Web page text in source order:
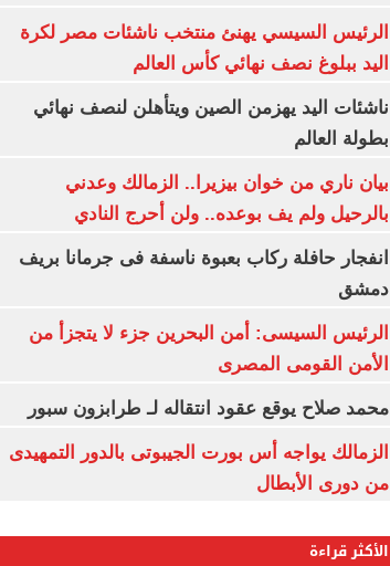
الرئيس السيسي يهنئ منتخب ناشئات مصر لكرة
اليد ببلوغ نصف نهائي كأس العالم
ناشئات اليد يهزمن الصين ويتأهلن لنصف نهائي
بطولة العالم
بيان ناري من خوان بيزيرا.. الزمالك وعدني
بالرحيل ولم يف بوعده.. ولن أحرج النادي
انفجار حافلة ركاب بعبوة ناسفة فى جرمانا بريف
دمشق
الرئيس السيسى: أمن البحرين جزء لا يتجزأ من
الأمن القومى المصرى
محمد صلاح يوقع عقود انتقاله لـ طرابزون سبور
الزمالك يواجه أس بورت الجيبوتى بالدور التمهيدى
من دورى الأبطال
الأكثر قراءة